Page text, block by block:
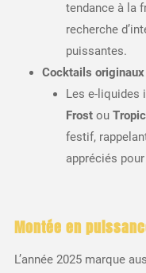
tendance à la
recherche
puissantes.
Cocktails
Les e-liquides
Frostou
festif,
appréciés
Montée en
L’année 2025 marque